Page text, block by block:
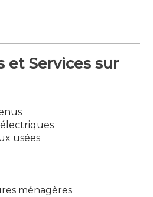
et Services sur
usées
ménagères